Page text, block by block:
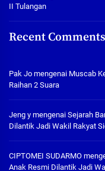
II Tulangan
Recent Comments
Pak Jo mengenai Muscab
Raihan 2 Suara
Jeng y mengenai Sejarah
Dilantik Jadi Wakil Rakyat
CIPTOMEI SUDARMO
Anak Resmi Dilantik Jadi